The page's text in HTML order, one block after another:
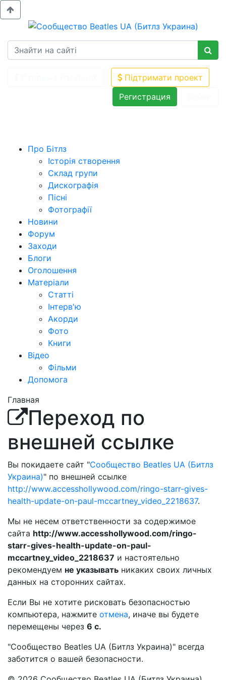
Підтримати проект
Регистрация
Про Бітлз
Історія створення
Склад групи
Дискографія
Пісні
Фотографії
Новини
Форум
Заходи
Блоги
Оголошення
Матеріали
Статті
Інтерв'ю
Акорди
Фото
Книги
Відео
Фільми
Допомога
Главная
Переход по
внешней ссылке
Вы покидаете сайт "Сообщество Beatles UA (Битлз
Украина)" по внешней ссылке
http://www.accesshollywood.com/ringo-starr-gives-
health-update-on-paul-mccartney_video_2218637.
Мы не несем ответственности за содержимое
сайта http://www.accesshollywood.com/ringo-
starr-gives-health-update-on-paul-
mccartney_video_2218637 и настоятельно
рекомендуем не указывать никаких своих личных
данных на сторонних сайтах.
Если Вы не хотите рисковать безопасностью
компьютера, нажмите отмена, иначе вы будете
перемещены через 6 с.
"Сообщество Beatles UA (Битлз Украина)" всегда
заботится о вашей безопасности.